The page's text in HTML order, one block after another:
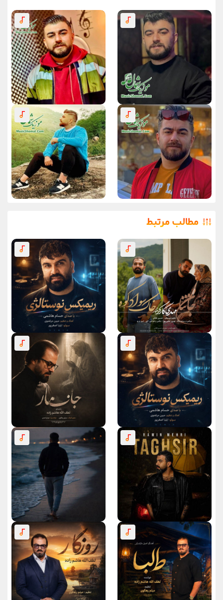
مطالب مرتبط